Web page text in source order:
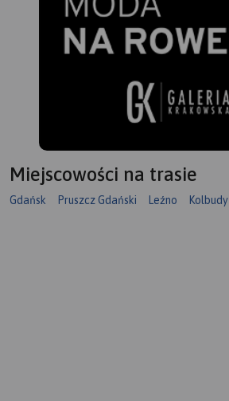
Miejscowości na trasie
Gdańsk Pruszcz Gdański Leźno Kolbudy